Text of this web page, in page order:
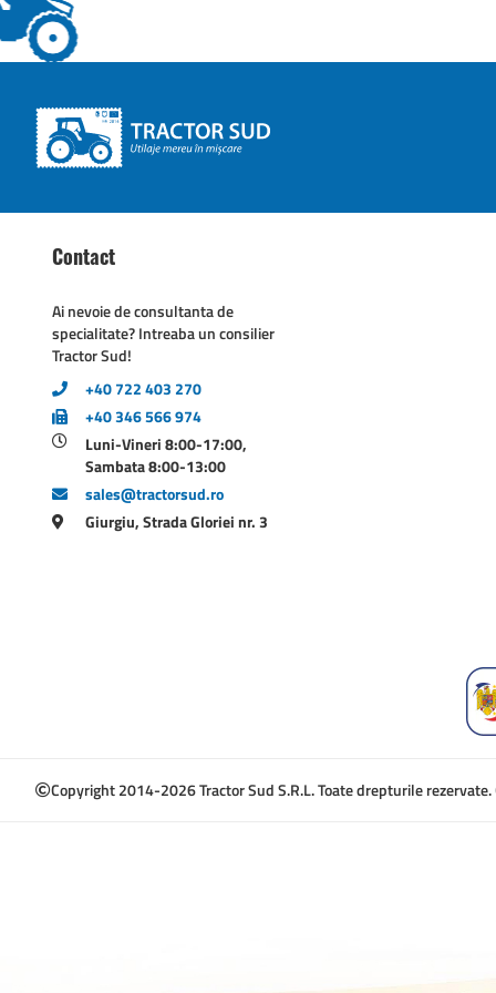
Contact
Ai nevoie de consultanta de
specialitate? Intreaba un consilier
Tractor Sud!
+40 722 403 270
+40 346 566 974
Luni-Vineri 8:00-17:00,
Sambata 8:00-13:00
sales@tractorsud.ro
Giurgiu, Strada Gloriei nr. 3
Copyright 2014-2026 Tractor Sud S.R.L. Toate drepturile